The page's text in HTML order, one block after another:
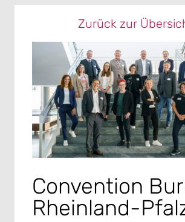
Zurück zur
Convention
Rheinland-